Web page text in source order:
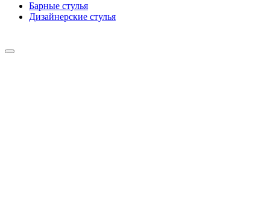
Барные cтулья
Дизайнерские cтулья